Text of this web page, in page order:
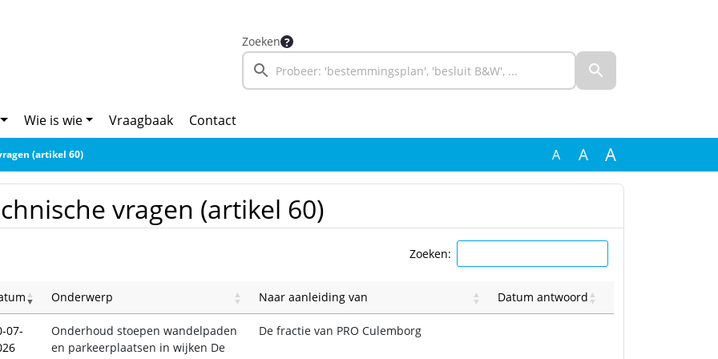
Zoeken
Wie is wie Vraagbaak Contact
(artikel 60) A A A
vragen (artikel 60)
Zoeken:
Onderwerp Naar aanleiding van Datum antwoord
07-
Onderhoud stoepen wandelpaden
en parkeerplaatsen in wijken De
De fractie van PRO Culemborg